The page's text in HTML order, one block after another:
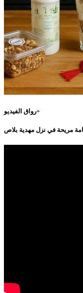
رواق الفيديو+
مريحة في نزل مهدية بلاص